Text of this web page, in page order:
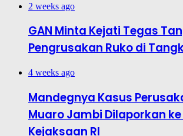
2 weeks ago
GAN Minta Kejati Tegas
Pengrusakan Ruko di
4 weeks ago
Mandegnya Kasus
Muaro Jambi Dilaporkan
Kejaksaan RI